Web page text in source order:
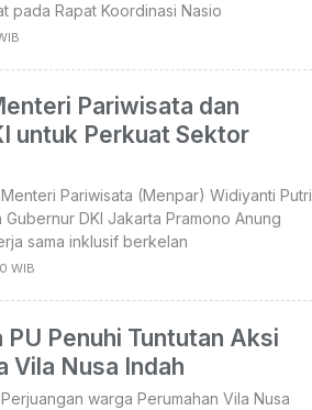
pada Rapat Koordinasi Nasio
Pariwisata dan
untuk Perkuat Sektor
Pariwisata (Menpar) Widiyanti Putri
DKI Jakarta Pramono Anung
sama inklusif berkelan
WIB
Penuhi Tuntutan Aksi
Vila Nusa Indah
warga Perumahan Vila Nusa